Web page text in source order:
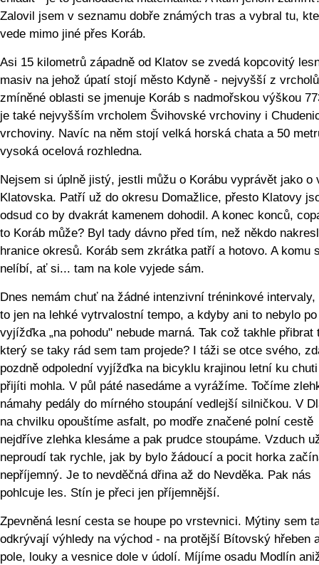
Zalovil jsem v seznamu dobře známých tras a vybral tu,
vede mimo jiné přes Koráb.
Asi 15 kilometrů západně od Klatov se zvedá kopcovitý
masiv na jehož úpatí stojí město Kdyně - nejvyšší z vrcholů
zmíněné oblasti se jmenuje Koráb s nadmořskou výškou
je také nejvyšším vrcholem Švihovské vrchoviny i
vrchoviny. Navíc na něm stojí velká horská chata a 50
vysoká ocelová rozhledna.
Nejsem si úplně jistý, jestli můžu o Korábu vyprávět jako o
Klatovska. Patří už do okresu Domažlice, přesto Klatovy
odsud co by dvakrát kamenem dohodil. A konec konců,
to Koráb může? Byl tady dávno před tím, než někdo
hranice okresů. Koráb sem zkrátka patří a hotovo. A komu
nelíbí, ať si... tam na kole vyjede sám.
Dnes nemám chuť na žádné intenzivní tréninkové
to jen na lehké vytrvalostní tempo, a kdyby ani to nebylo
vyjížďka „na pohodu" nebude marná. Tak což takhle přibrat
který se taky rád sem tam projede? I táži se otce svého,
pozdně odpolední vyjížďka na bicyklu krajinou letní ku
přijíti mohla. V půl páté nasedáme a vyrážíme. Točíme
námahy pedály do mírného stoupání vedlejší silničkou. V
na chvilku opouštíme asfalt, po modře značené polní cestě
nejdříve zlehka klesáme a pak prudce stoupáme. Vzduch
neproudí tak rychle, jak by bylo žádoucí a pocit horka
nepříjemný. Je to nevděčná dřina až do Nevděka. Pak nás
pohlcuje les. Stín je přeci jen příjemnější.
Zpevněná lesní cesta se houpe po vrstevnici. Mýtiny sem
odkrývají výhledy na východ - na protější Bítovský hřeben
pole, louky a vesnice dole v údolí. Míjíme osadu Modlín